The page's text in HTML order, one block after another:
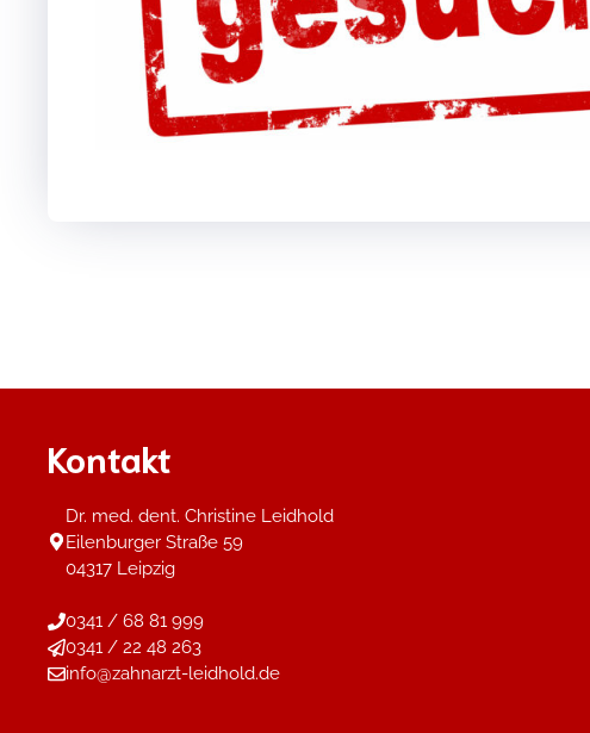
Kontakt
Dr. med. dent. Christine Leidhold
Eilenburger Straße 59
04317 Leipzig
0341 / 68 81 999
0341 / 22 48 263
info@zahnarzt-leidhold.de